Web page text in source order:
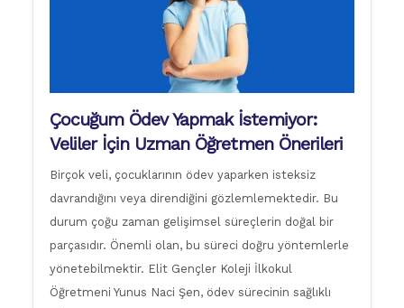
Çocuğum Ödev Yapmak İstemiyor:
Veliler İçin Uzman Öğretmen Önerileri
Birçok veli, çocuklarının ödev yaparken isteksiz
davrandığını veya direndiğini gözlemlemektedir. Bu
durum çoğu zaman gelişimsel süreçlerin doğal bir
parçasıdır. Önemli olan, bu süreci doğru yöntemlerle
yönetebilmektir. Elit Gençler Koleji İlkokul
Öğretmeni Yunus Naci Şen, ödev sürecinin sağlıklı